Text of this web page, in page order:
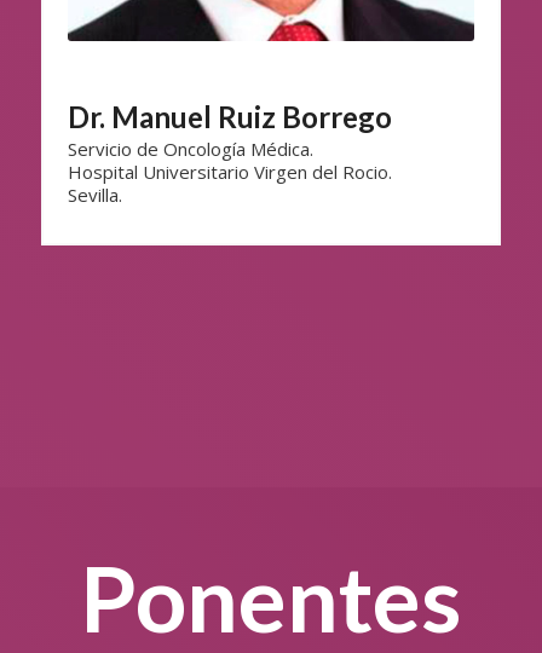
Dr. Manuel Ruiz Borrego
Servicio de Oncología Médica.
Hospital Universitario Virgen del Rocio.
Sevilla.
Ponentes